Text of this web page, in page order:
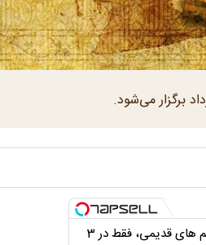
از بین بردن جای زخم های قدیمی، فقط در 3